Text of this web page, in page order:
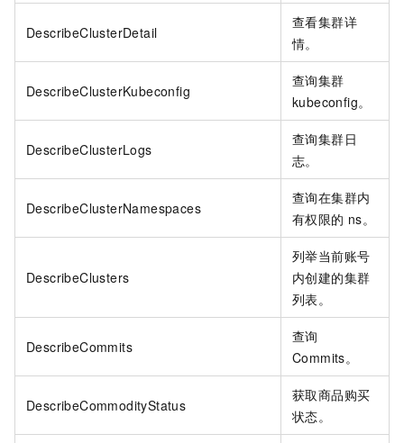
DescribeClusterDetail
查看集群详
情。
DescribeClusterKubeconfig
查询集群
kubeconfig。
DescribeClusterLogs
查询集群日
志。
DescribeClusterNamespaces
查询在集群内
有权限的 ns。
DescribeClusters
列举当前账号
内创建的集群
列表。
DescribeCommits
查询
Commits。
DescribeCommodityStatus
获取商品购买
状态。